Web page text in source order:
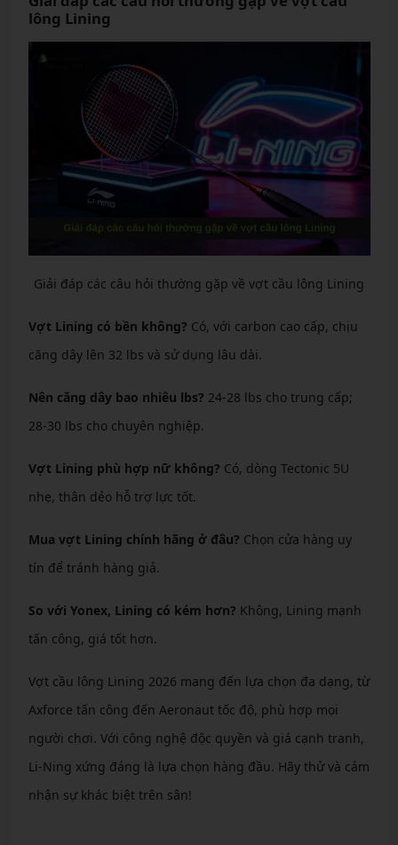
lông Lining
Giải đáp các câu hỏi thường gặp về vợt cầu lông Lining
Vợt Lining có bền không? Có, với carbon cao cấp, chịu
căng dây lên 32 lbs và sử dụng lâu dài.
Nên căng dây bao nhiêu lbs? 24-28 lbs cho trung cấp;
28-30 lbs cho chuyên nghiệp.
Vợt Lining phù hợp nữ không? Có, dòng Tectonic 5U
nhẹ, thân dẻo hỗ trợ lực tốt.
Mua vợt Lining chính hãng ở đâu? Chọn cửa hàng uy
tín để tránh hàng giả.
So với Yonex, Lining có kém hơn? Không, Lining mạnh
tấn công, giá tốt hơn.
Vợt cầu lông Lining 2026 mang đến lựa chọn đa dạng, từ
Axforce tấn công đến Aeronaut tốc độ, phù hợp mọi
người chơi. Với công nghệ độc quyền và giá cạnh tranh,
Li-Ning xứng đáng là lựa chọn hàng đầu. Hãy thử và cảm
nhận sự khác biệt trên sân!